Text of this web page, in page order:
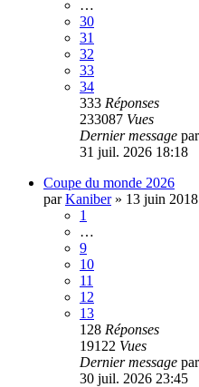
…
30
31
32
33
34
333 Réponses
233087 Vues
Dernier message par
31 juil. 2026 18:18
Coupe du monde 2026
parKaniber» 13 juin
1
…
9
10
11
12
13
128 Réponses
19122 Vues
Dernier message par
30 juil. 2026 23:45